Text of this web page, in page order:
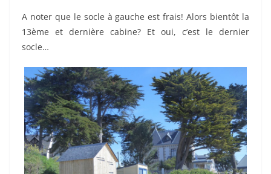
A noter que le socle à gauche est frais! Alors bientôt la
13ème et dernière cabine? Et oui, c’est le dernier
socle…